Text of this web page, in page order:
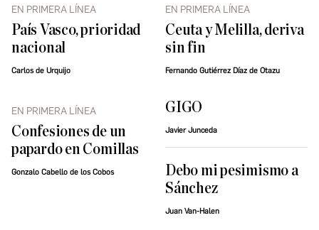
EN PRIMERA LÍNEA
País Vasco, prioridad
nacional
Carlos de Urquijo
EN PRIMERA LÍNEA
Ceuta y Melilla, deriva
sin fin
Fernando Gutiérrez Díaz de Otazu
EN PRIMERA LÍNEA
Confesiones de un
papardo en Comillas
Gonzalo Cabello de los Cobos
GIGO
Javier Junceda
Debo mi pesimismo a
Sánchez
Juan Van-Halen